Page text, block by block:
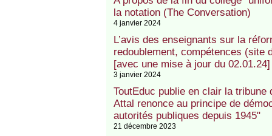
la notation (The Conversation)
4 janvier 2024
L’avis des enseignants sur la
redoublement, compétences (site
[avec une mise à jour du 02.01.24]
3 janvier 2024
ToutEduc publie en clair la
Attal renonce au principe de
autorités publiques depuis 1945"
21 décembre 2023